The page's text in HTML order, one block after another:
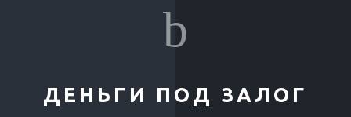
b
ДЕНЬГИ ПОД ЗАЛОГ